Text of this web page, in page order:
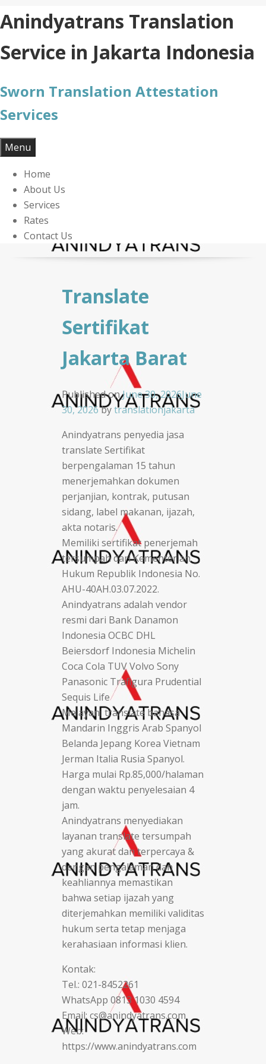
Skip
to
content
Anindyatrans Translation
Service in Jakarta Indonesia
Sworn Translation Attestation
Services
Menu
Home
About Us
Services
Rates
Contact Us
Translate
Sertifikat
Jakarta Barat
Published onJune 30, 2026June
30, 2026bytranslationjakarta
Anindyatrans penyedia jasa
translate Sertifikat
berpengalaman 15 tahun
menerjemahkan dokumen
perjanjian, kontrak, putusan
sidang, label makanan, ijazah,
akta notaris.
Memiliki sertifikat penerjemah
tersumpah dari Kementerian
Hukum Republik Indonesia No.
AHU-40AH.03.07.2022.
Anindyatrans adalah vendor
resmi dari Bank Danamon
Indonesia OCBC DHL
Beiersdorf Indonesia Michelin
Coca Cola TUV Volvo Sony
Panasonic Trafigura Prudential
Sequis Life
Melayani translate bahasa
Mandarin Inggris Arab Spanyol
Belanda Jepang Korea Vietnam
Jerman Italia Rusia Spanyol.
Harga mulai Rp.85,000/halaman
dengan waktu penyelesaian 4
jam.
Anindyatrans menyediakan
layanan translate tersumpah
yang akurat dan terpercaya &
dengan pengalaman dan
keahliannya memastikan
bahwa setiap ijazah yang
diterjemahkan memiliki validitas
hukum serta tetap menjaga
kerahasiaan informasi klien.
Kontak:
Tel.: 021-8452261
WhatsApp 0813 1030 4594
Email: cs@anindyatrans.com
Web:
https://www.anindyatrans.com